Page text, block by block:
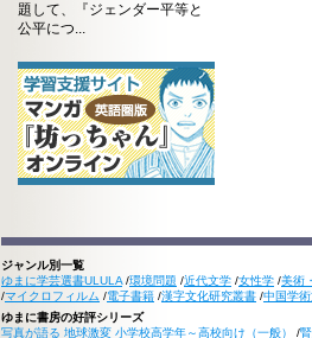
題して、『ジェンダー平等と
公平につ...
ジャンル別一覧
ゆまに学芸選書ULULA /環境問題 /近代文学 /女性学 /美術
/マイクロフィルム /電子書籍 /漢字文化研究叢書 /中国学
ゆまに書房の好評シリーズ
写真が語る 地球激変 小学校高学年～高校向け（一般）
/